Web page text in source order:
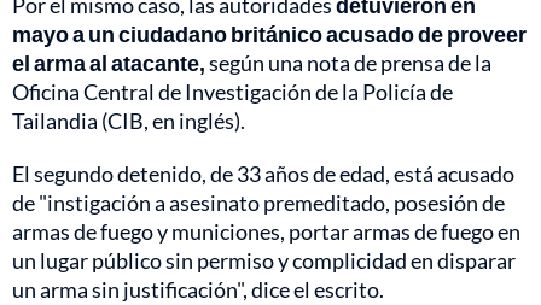
mayo a un ciudadano británico acusado de proveer
el arma al atacante,según una nota de prensa de la
Oficina Central de Investigación de la Policía de
Tailandia (CIB, en inglés).
El segundo detenido, de 33 años de edad, está acusado
de "instigación a asesinato premeditado, posesión de
armas de fuego y municiones, portar armas de fuego en
un lugar público sin permiso y complicidad en disparar
un arma sin justificación", dice el escrito.